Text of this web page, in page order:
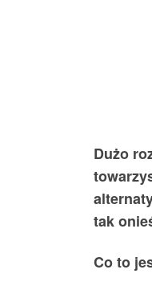
Dużo
tak
Co to